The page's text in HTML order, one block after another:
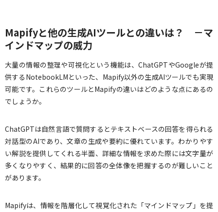
Mapifyと他の生成AIツールとの違いは？ －マ
インドマップの威力
大量の情報の整理や可視化という機能は、ChatGPTやGoogleが提
供するNotebookLMといった、Mapify以外の生成AIツールでも実現
可能です。これらのツールとMapifyの違いはどのような点にあるの
でしょうか。
ChatGPTは自然言語で質問するとテキストベースの回答を得られる
対話型のAIであり、文章の生成や要約に優れています。わかりやす
い解説を提供してくれる半面、詳細な情報を求めた際には文字量が
多くなりやすく、結果的に回答の全体像を把握するのが難しいこと
があります。
Mapifyは、情報を階層化して視覚化された「マインドマップ」を提